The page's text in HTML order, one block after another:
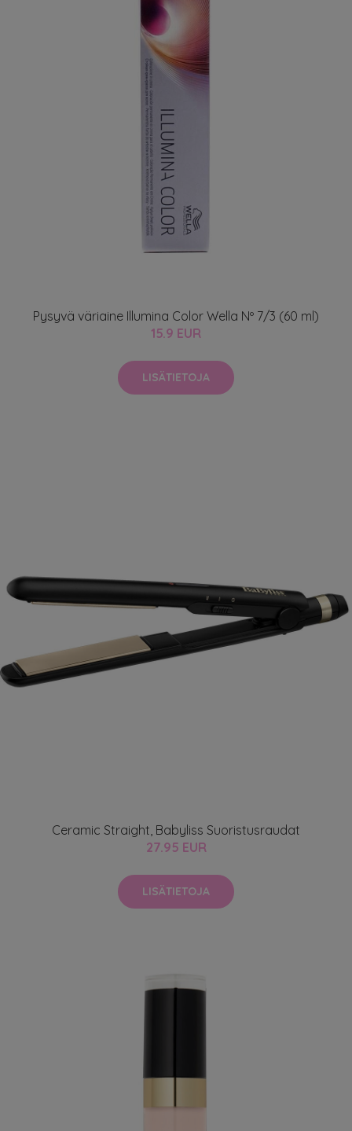
Pysyvä väriaine Illumina Color Wella Nº 7/3 (60 ml)
15.9 EUR
LISÄTIETOJA
Ceramic Straight, Babyliss Suoristusraudat
27.95 EUR
LISÄTIETOJA